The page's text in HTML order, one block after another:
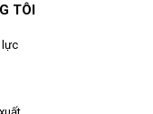
TÔI
lực